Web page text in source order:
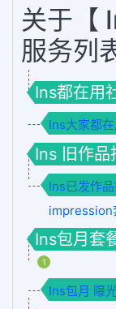
关于【
服务列
Ins都在用
Ins大家都
Ins 旧作品
Ins已发作
impression
Ins包月套
1
Ins包月 曝